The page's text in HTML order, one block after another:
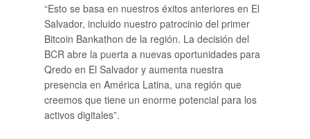
“Esto se basa en nuestros éxitos anteriores en El
Salvador, incluido nuestro patrocinio del primer
Bitcoin Bankathon de la región. La decisión del
BCR abre la puerta a nuevas oportunidades para
Qredo en El Salvador y aumenta nuestra
presencia en América Latina, una región que
creemos que tiene un enorme potencial para los
activos digitales”.